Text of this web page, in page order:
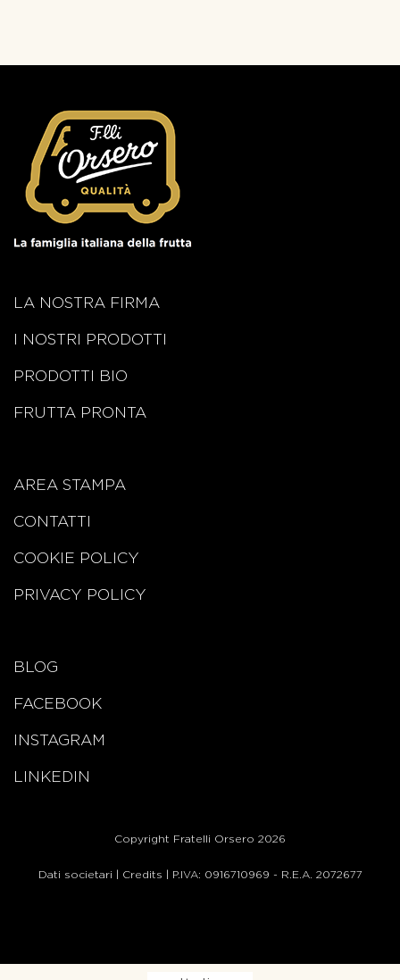
LA NOSTRA FIRMA
I NOSTRI PRODOTTI
PRODOTTI BIO
FRUTTA PRONTA
AREA STAMPA
CONTATTI
COOKIE POLICY
PRIVACY POLICY
BLOG
FACEBOOK
INSTAGRAM
LINKEDIN
Copyright Fratelli Orsero 2026
Dati societari Credits | P.IVA: 0916710969 - R.E.A. 2072677